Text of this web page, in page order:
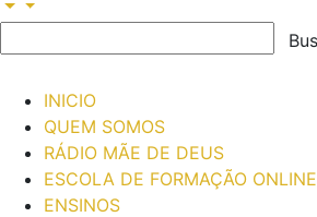
INICIO
QUEM SOMOS
RÁDIO MÃE DE DEUS
ESCOLA DE FORMAÇÃO ONLINE
ENSINOS